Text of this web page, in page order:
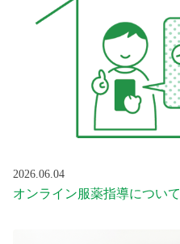
2026.06.04
オンライン服薬指導について